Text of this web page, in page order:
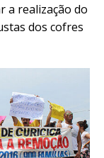
a realização do
dos cofres